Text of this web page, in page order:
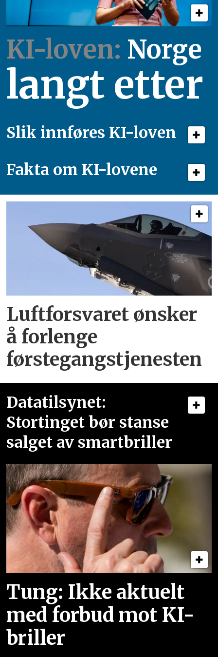
KI-loven: Norge
langt etter
Slik innføres KI-loven
Fakta om KI-lovene
Luftforsvaret ønsker
å forlenge
førstegangstjenesten
Datatilsynet:
Stortinget bør stanse
salget av smartbriller
Tung: Ikke aktuelt
med forbud mot KI-
briller